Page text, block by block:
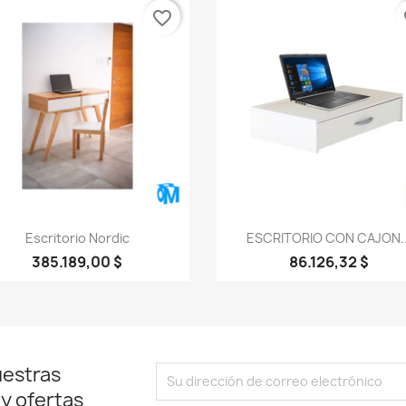
Vista rápida
Escritorio Nordic
385.189,00 $
favorite_border
Vista rápida
ESCRITORIO CON
86.126,32 $
ofertas